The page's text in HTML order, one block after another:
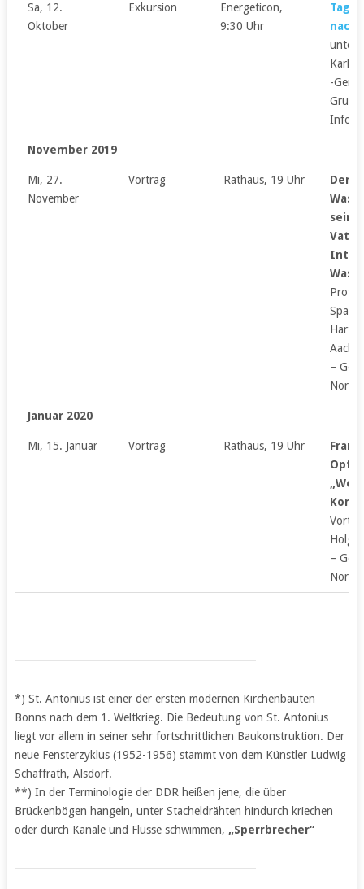
Sa, 12.
Oktober
Exkursion
Energeticon,
9:30 Uhr
nach
unter
Karl-
-
Grube
November 2019
Mi, 27.
November
Vortrag Rathaus, 19 Uhr
Der
sein
Prof.
–
Januar 2020
Mi, 15. Januar Vortrag Rathaus, 19 Uhr
–
*) St. Antonius ist einer der ersten modernen Kirchenbauten
Bonns nach dem 1. Weltkrieg. Die Bedeutung von St. Antonius
liegt vor allem in seiner sehr fortschrittlichen Baukonstruktion. Der
neue Fensterzyklus (1952-1956) stammt von dem Künstler Ludwig
Schaffrath, Alsdorf.
**) In der Terminologie der DDR heißen jene, die über
Brückenbögen hangeln, unter Stacheldrähten hindurch kriechen
oder durch Kanäle und Flüsse schwimmen, „Sperrbrecher“